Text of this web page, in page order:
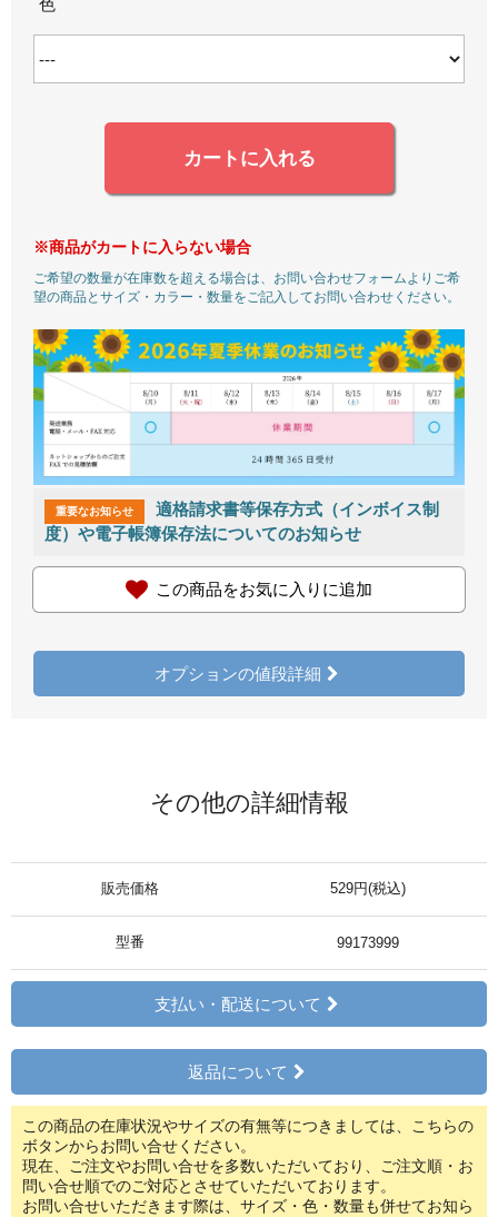
色
カートに入れる
※商品がカートに入らない場合
ご希望の数量が在庫数を超える場合は、お問い合わせフォームよりご希
望の商品とサイズ・カラー・数量をご記入してお問い合わせください。
重要なお知らせ
適格請求書等保存方式（インボイス制
度）や電子帳簿保存法についてのお知らせ
この商品をお気に入りに追加
オプションの値段詳細
その他の詳細情報
販売価格 529円(税込)
型番 99173999
支払い・配送について
返品について
この商品の在庫状況やサイズの有無等につきましては、こちらの
ボタンからお問い合せください。
現在、ご注文やお問い合せを多数いただいており、ご注文順・お
問い合せ順でのご対応とさせていただいております。
お問い合せいただきます際は、サイズ・色・数量も併せてお知ら